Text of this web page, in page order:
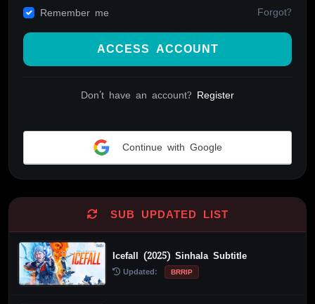
Remember me Forgot?
ACCESS ACCOUNT
Don't have an account? Register
Continue with Google
SUB UPDATED LIST
Icefall (2025) Sinhala Subtitle
Updated: BRRIP